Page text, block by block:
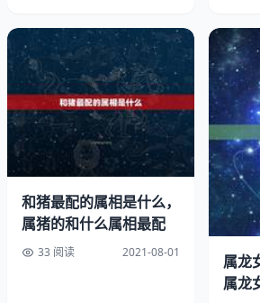
职业：大周皇帝武则天到底属猴还是
：
主要成就：废唐，改国号为周
中国历史上唯一一个正统的女皇帝
代表作品：《臣轨》，《如意娘》
生肖：猴
和猪最配的属相是什么，
属猪的和什么属相最配
33 阅读 2021-08-01
属龙
属龙